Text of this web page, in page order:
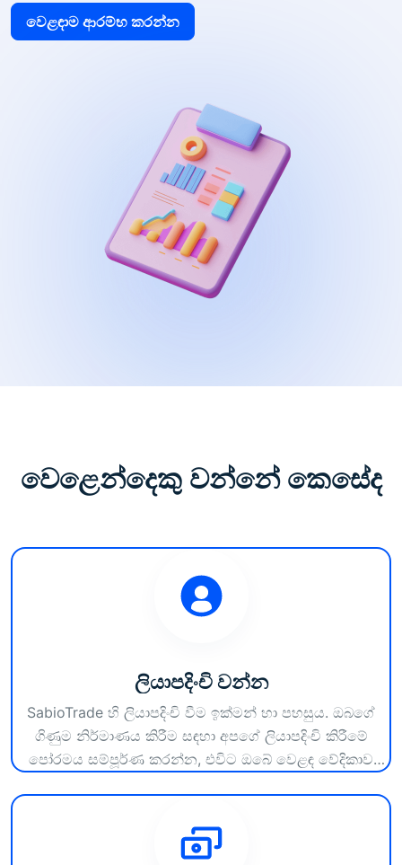
වෙළඳාම ආරම්භ කරන්න
වෙළෙන්දෙකු වන්නේ කෙසේද
ලියාපදිංචි වන්න
SabioTrade හි ලියාපදිංචි වීම ඉක්මන් හා පහසුය. ඔබගේ
ගිණුම නිර්මාණය කිරීම සඳහා අපගේ ලියාපදිංචි කිරීමේ
පෝරමය සම්පූර්ණ කරන්න, එවිට ඔබේ වෙළඳ වේදිකාව